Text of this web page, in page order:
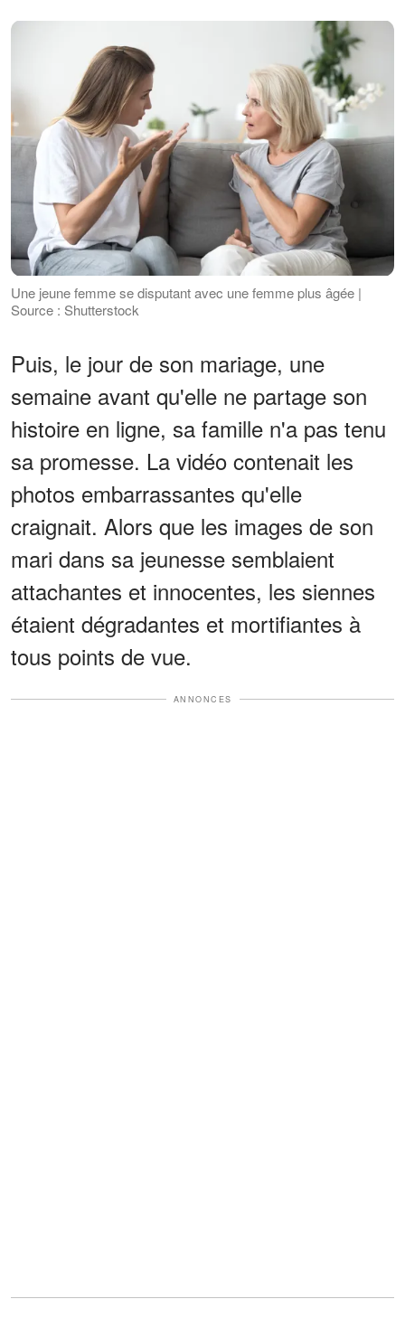
Une jeune femme se disputant avec une femme plus âgée |
Source : Shutterstock
Puis, le jour de son mariage, une
semaine avant qu'elle ne partage son
histoire en ligne, sa famille n'a pas tenu
sa promesse. La vidéo contenait les
photos embarrassantes qu'elle
craignait. Alors que les images de son
mari dans sa jeunesse semblaient
attachantes et innocentes, les siennes
étaient dégradantes et mortifiantes à
tous points de vue.
ANNONCES